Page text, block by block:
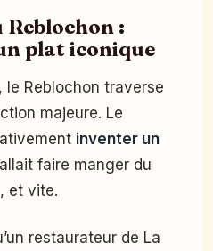
Reblochon :
plat iconique
le Reblochon traverse
majeure. Le
inventer un
faire manger du
et vite.
restaurateur de La